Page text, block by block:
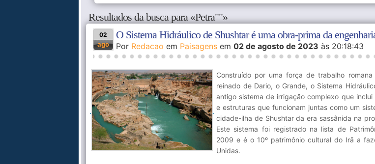
Resultados da busca para «Petra""»
02
ago
O Sistema Hidráulico de Shushtar é uma obra-prima da
Por Redacao em Paisagens em 02 de agosto de 2023 às 20:18:43
Construído por uma força de trabalho
reinado de Dario, o Grande, o Sistema
antigo sistema de irrigação complexo que
e estruturas que funcionam juntas como um
cidade-ilha de Shushtar da era sassânida na
Este sistema foi registrado na lista de
2009 e é o 10º patrimônio cultural do Irã a
Unidas.